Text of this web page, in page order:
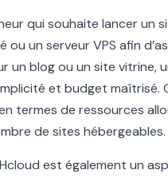
qui souhaite lancer
ou un serveur VPS afin
un blog ou un site vitrine,
et budget maîtrisé.
termes de ressources
de sites hébergeables.
est également un